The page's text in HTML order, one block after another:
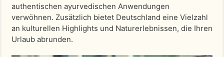
authentischen ayurvedischen Anwendungen
verwöhnen. Zusätzlich bietet Deutschland eine Vielzahl
an kulturellen Highlights und Naturerlebnissen, die Ihren
Urlaub abrunden.